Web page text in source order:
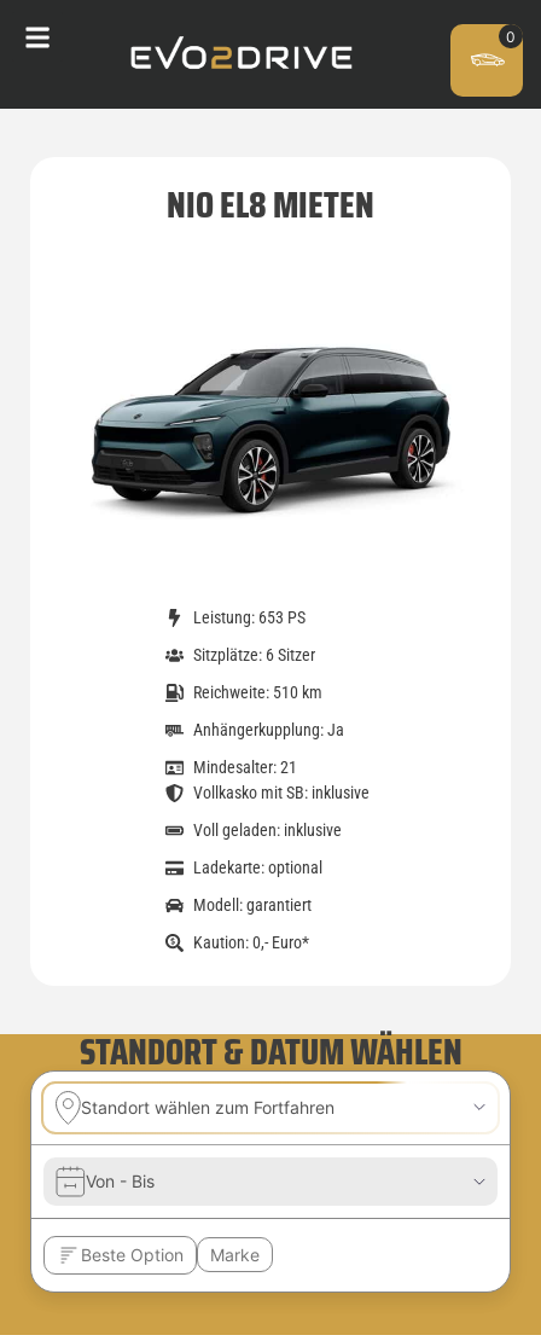
NIO EL8 MIETEN
Leistung: 653 PS
Sitzplätze: 6 Sitzer
Reichweite: 510 km
Anhängerkupplung: Ja
Mindesalter: 21
Vollkasko mit SB: inklusive
Voll geladen: inklusive
Ladekarte: optional
Modell: garantiert
Kaution: 0,- Euro*
STANDORT & DATUM WÄHLEN